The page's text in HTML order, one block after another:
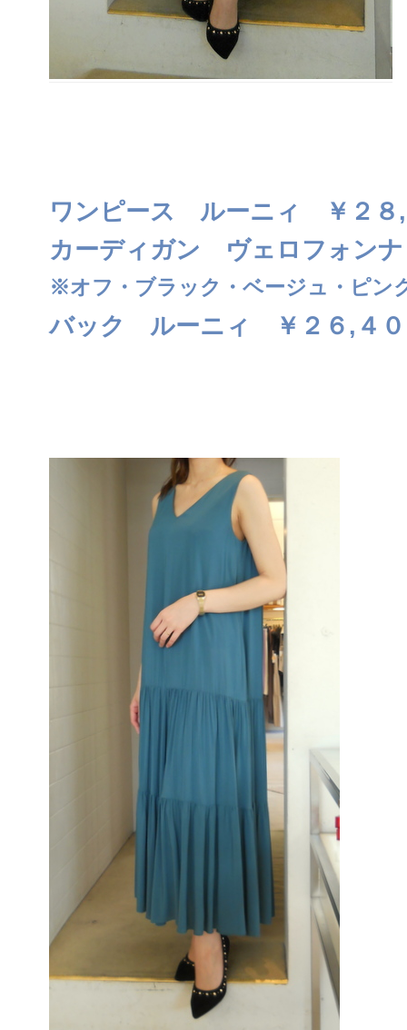
ワンピース ルーニィ ￥２８,
カーディガン ヴェロフォン
※オフ・ブラック・ベージュ・ピン
バック ルーニィ ￥２６,４